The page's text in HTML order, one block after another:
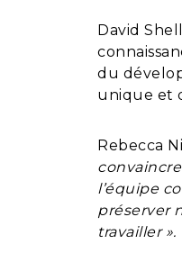
David
du
unique et
Rebecca
l’équipe
préserver
travailler ».